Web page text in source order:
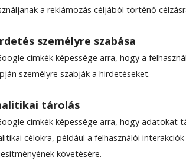
a reklámozás céljából történő
személyre szabása
címkék képessége arra, hogy a
személyre szabják a hirdetéseket.
tárolás
címkék képessége arra, hogy adatokat
célokra, például a felhasználói
követésére.
kedden Gyer­gyó­al­falu
tanulóival közösen. A fia­talok
több hely­színen